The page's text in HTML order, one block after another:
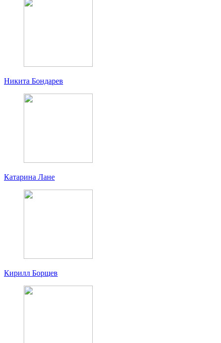
Никита Бондарев
Катарина Лане
Кирилл Борщев